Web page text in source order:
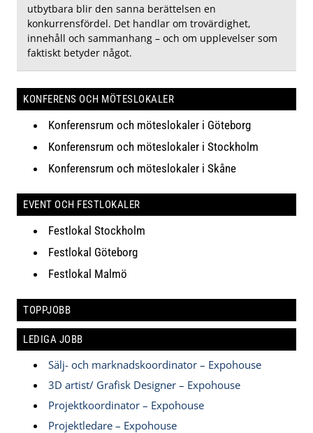
utbytbara blir den sanna berättelsen en
konkurrensfördel. Det handlar om trovärdighet,
innehåll och sammanhang – och om upplevelser som
faktiskt betyder något.
KONFERENS OCH MÖTESLOKALER
Konferensrum och möteslokaler i Göteborg
Konferensrum och möteslokaler i Stockholm
Konferensrum och möteslokaler i Skåne
EVENT OCH FESTLOKALER
Festlokal Stockholm
Festlokal Göteborg
Festlokal Malmö
TOPPJOBB
LEDIGA JOBB
Sälj- och marknadskoordinator – Expohouse
3D artist/ Grafisk Designer – Expohouse
Projektkoordinator – Expohouse
Projektledare – Expohouse